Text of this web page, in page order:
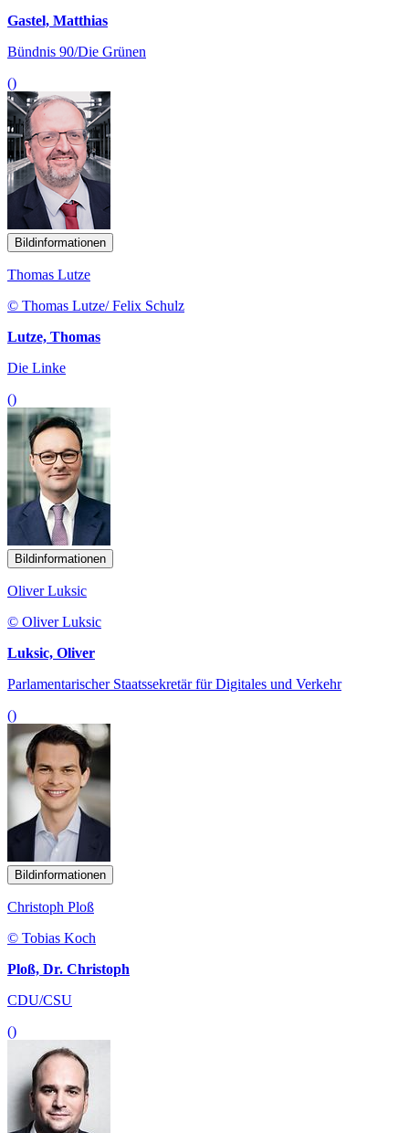
Gastel, Matthias
Bündnis 90/Die Grünen
()
Bildinformationen
Thomas Lutze
© Thomas Lutze/ Felix Schulz
Lutze, Thomas
Die Linke
()
Bildinformationen
Oliver Luksic
© Oliver Luksic
Luksic, Oliver
Parlamentarischer Staatssekretär für Digitales und Verkehr
()
Bildinformationen
Christoph Ploß
© Tobias Koch
Ploß, Dr. Christoph
CDU/CSU
()